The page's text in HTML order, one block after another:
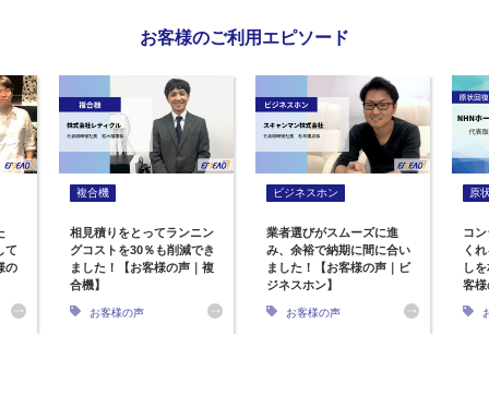
お客様のご利用エピソード
て
の
複合機
相見積りをとってランニン
グコストを30％も削減でき
ました！【お客様の声｜複
合機】
お客様の声
ビジネスホン
業者選びがスムーズに進
み、余裕で納期に間に合い
ました！【お客様の声｜ビ
ジネスホン】
お客様の声
原
コ
く
し
客